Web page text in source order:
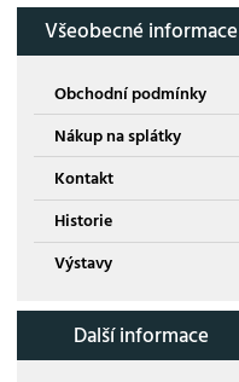
Všeobecné informace
Obchodní podmínky
Nákup na splátky
Kontakt
Historie
Výstavy
Další informace